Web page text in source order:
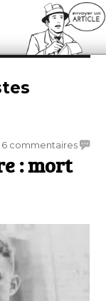
6 commentairessur
: mort